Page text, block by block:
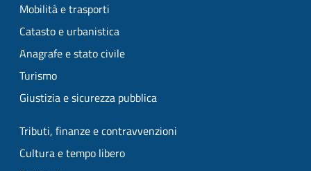
Mobilità e trasporti
Catasto e urbanistica
Anagrafe e stato civile
Turismo
Giustizia e sicurezza pubblica
Tributi, finanze e contravvenzioni
Cultura e tempo libero